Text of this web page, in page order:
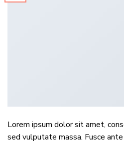
Lorem ipsum dolor sit amet,
sed vulputate massa. Fusce